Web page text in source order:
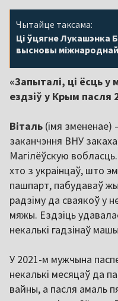
Чытайце таксама:
Ці ўцягне Лукашэнка
высновы міжнароднай
«Запыталі, ці ёсць у
ездзіў у Крым пасля
Віталь (імя змененае)
заканчэння ВНУ
Магілёўскую
хто з украінцаў, што
пашпарт, пабудаваў
радзіму да сваякоў у
мяжы. Ездзіць
некалькі гадзінаў
У 2021-м мужчына
некалькі месяцаў да
вайны, а пасля амаль